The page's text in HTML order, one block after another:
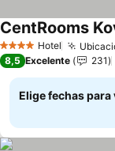
4 EstrellasHotel
CentRooms
8,5 Excelente 231
Elige fechas